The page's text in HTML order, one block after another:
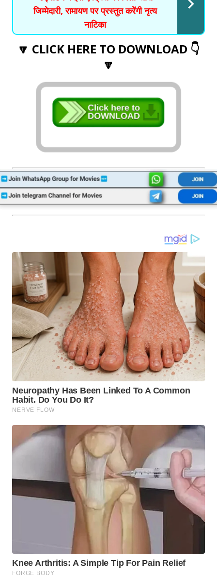
जिम्मेदारी, रामायण पर प्रस्तुत करेंगी नृत्य
नाटिका
🔽 CLICK HERE TO DOWNLOAD 👇
🔽